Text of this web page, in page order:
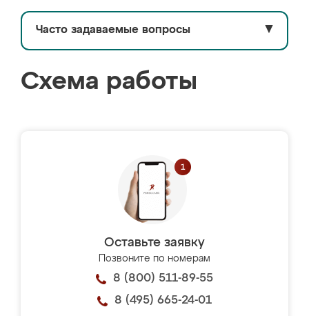
Часто задаваемые вопросы ▼
Схема работы
Оставьте заявку
Позвоните по номерам
8 (800) 511-89-55
8 (495) 665-24-01